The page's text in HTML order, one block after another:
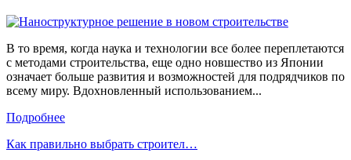
В то время, когда наука и технологии все более переплетаются
с методами строительства, еще одно новшество из Японии
означает больше развития и возможностей для подрядчиков по
всему миру. Вдохновленный использованием...
Подробнее
Как правильно выбрать строител…